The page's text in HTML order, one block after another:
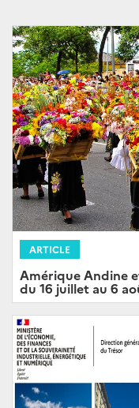
ARTICLE
Amérique Andine
du 16 juillet au 6